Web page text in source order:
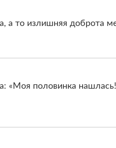
а то излишняя доброта
«Моя половинка